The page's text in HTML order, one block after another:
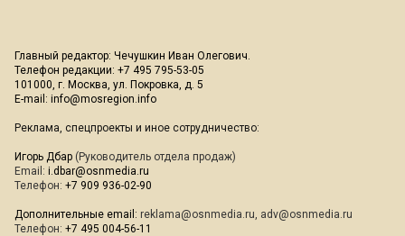
Главный редактор: Чечушкин Иван Олегович.
Телефон редакции: +7 495 795-53-05
101000, г. Москва, ул. Покровка, д. 5
E-mail: info@mosregion.info
Реклама, спецпроекты и иное сотрудничество:
Игорь Дбар (Руководитель отдела продаж)
Email: i.dbar@osnmedia.ru
Телефон: +7 909 936-02-90
Дополнительные email: reklama@osnmedia.ru, adv@osnmedia.ru
Телефон: +7 495 004-56-11